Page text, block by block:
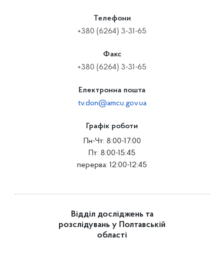
Телефони
+380 (6264) 3-31-65
Факс
+380 (6264) 3-31-65
Електронна пошта
tv.don@amcu.gov.ua
Графік роботи
Пн-Чт: 8:00-17:00
Пт: 8:00-15:45
перерва: 12:00-12:45
Відділ досліджень та
розслідувань у Полтавській
області